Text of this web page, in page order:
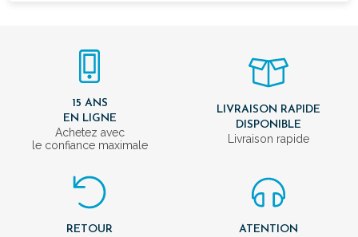
15 ANS
EN LIGNE
Achetez avec
le confiance maximale
LIVRAISON RAPIDE
DISPONIBLE
Livraison rapide
RETOUR
ATENTION